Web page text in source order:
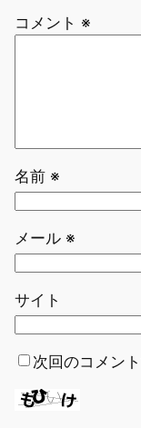
コメント ※
名前 ※
メール ※
サイト
次回のコメン